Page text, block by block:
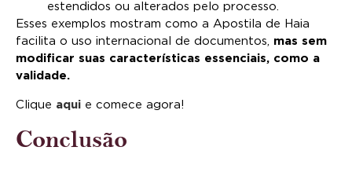
estendidos ou alterados pelo processo.
Esses exemplos mostram como a Apostila de Haia
facilita o uso internacional de documentos, mas sem
modificar suas características essenciais, como a
validade.
Clique aqui e comece agora!
Conclusão